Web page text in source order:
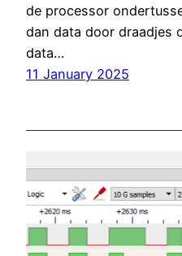
de processor
dan data door draadjes
data…
11 January 2025